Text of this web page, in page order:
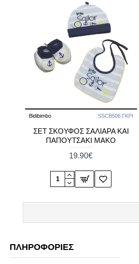
Bidibimbo SSCB506 ΓΚΡΙ
ΣΕΤ ΣΚΟΥΦΟΣ ΣΑΛΙΑΡΑ ΚΑΙ
ΠΑΠΟΥΤΣΑΚΙ ΜΑΚΟ
19.90€
ΠΛΗΡΟΦΟΡΊΕΣ